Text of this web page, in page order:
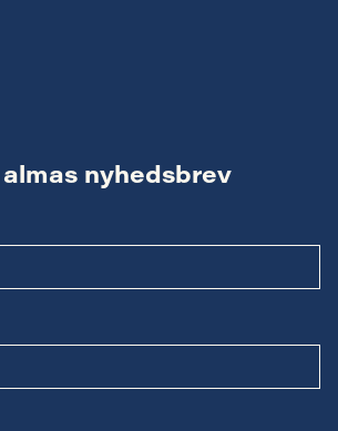
nyhedsbrev